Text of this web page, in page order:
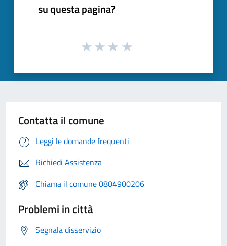
su questa pagina?
Contatta il comune
Leggi le domande frequenti
Richiedi Assistenza
Chiama il comune 0804900206
Problemi in città
Segnala disservizio